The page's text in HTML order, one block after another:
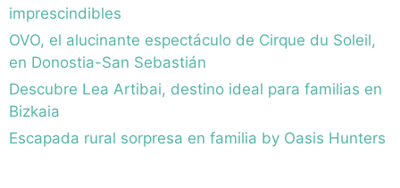
imprescindibles
OVO, el alucinante espectáculo de Cirque du Soleil,
en Donostia-San Sebastián
Descubre Lea Artibai, destino ideal para familias en
Bizkaia
Escapada rural sorpresa en familia by Oasis Hunters